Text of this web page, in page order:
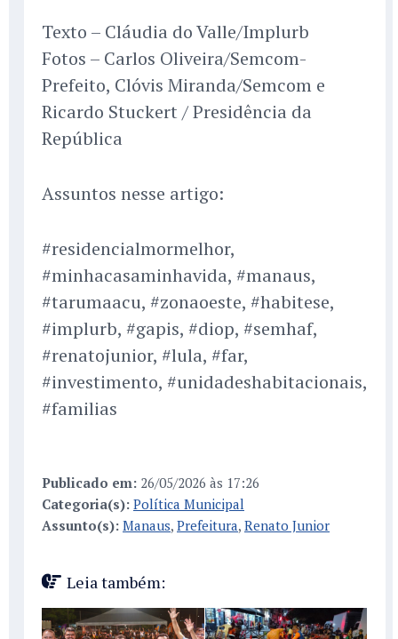
Texto – Cláudia do Valle/Implurb
Fotos – Carlos Oliveira/Semcom-
Prefeito, Clóvis Miranda/Semcom e
Ricardo Stuckert / Presidência da
República
Assuntos nesse artigo:
#residencialmormelhor,
#minhacasaminhavida, #manaus,
#tarumaacu, #zonaoeste, #habitese,
#implurb, #gapis, #diop, #semhaf,
#renatojunior, #lula, #far,
#investimento, #unidadeshabitacionais,
#familias
Publicado em: 26/05/2026 às 17:26
Categoria(s): Política Municipal
Assunto(s): Manaus, Prefeitura, Renato Junior
Leia também: